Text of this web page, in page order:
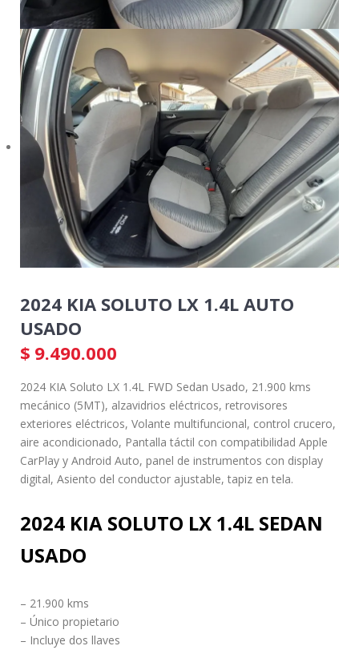
2024 KIA SOLUTO LX 1.4L AUTO
USADO
$ 9.490.000
2024 KIA Soluto LX 1.4L FWD Sedan Usado, 21.900 kms
mecánico (5MT), alzavidrios eléctricos, retrovisores
exteriores eléctricos, Volante multifuncional, control crucero,
aire acondicionado, Pantalla táctil con compatibilidad Apple
CarPlay y Android Auto, panel de instrumentos con display
digital, Asiento del conductor ajustable, tapiz en tela.
2024 KIA SOLUTO LX 1.4L SEDAN
USADO
– 21.900 kms
– Único propietario
– Incluye dos llaves